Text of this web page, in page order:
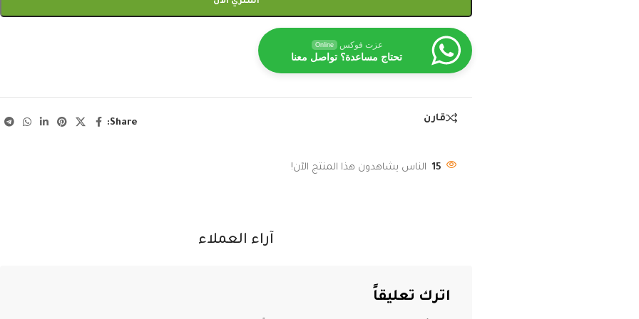
عزت فوكس Online
تحتاج مساعدة؟ تواصل معنا
قارن Share:
15 الناس يشاهدون هذا المنتج الآن!
آراء العملاء
اترك تعليقاً